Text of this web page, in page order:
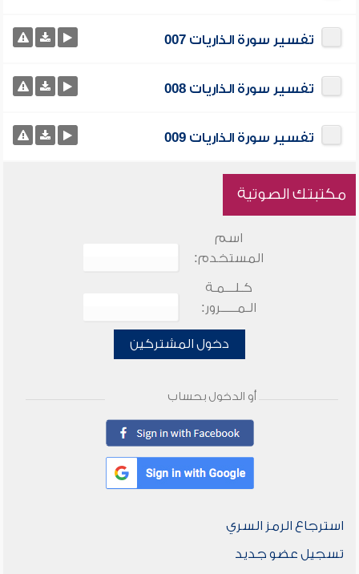
تفسير سورة الذاريات 007
تفسير سورة الذاريات 008
تفسير سورة الذاريات 009
مكتبتك الصوتية
اسم
المستخدم:
كـلـــمـة
الـمـــــرور:
دخول المشتركين
أو الدخول بحساب
استرجاع الرمز السري
تسجيل عضو جديد